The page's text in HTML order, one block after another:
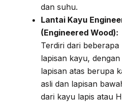
dan suhu.
Lantai Kayu
(Engineered Wood):
Terdiri dari beberapa
lapisan kayu, dengan
lapisan atas berupa
asli dan lapisan
dari kayu lapis atau